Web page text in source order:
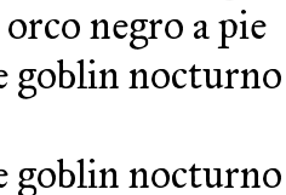
negro a pie
goblin nocturno
goblin